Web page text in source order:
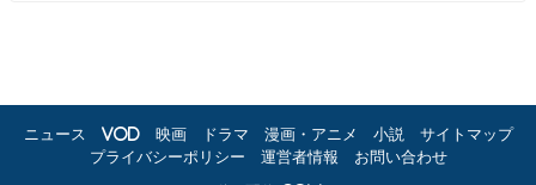
ニュース VOD 映画 ドラマ 漫画・アニメ 小説
サイトマップ
プライバシーポリシー
運営者情報 お問い合わせ